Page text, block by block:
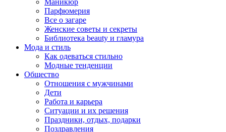
Маникюр
Парфюмерия
Все о загаре
Женские советы и секреты
Библиотека beauty и гламура
Мода и стиль
Как одеваться стильно
Модные тенденции
Общество
Отношения с мужчинами
Дети
Работа и карьера
Ситуации и их решения
Праздники, отдых, подарки
Поздравления